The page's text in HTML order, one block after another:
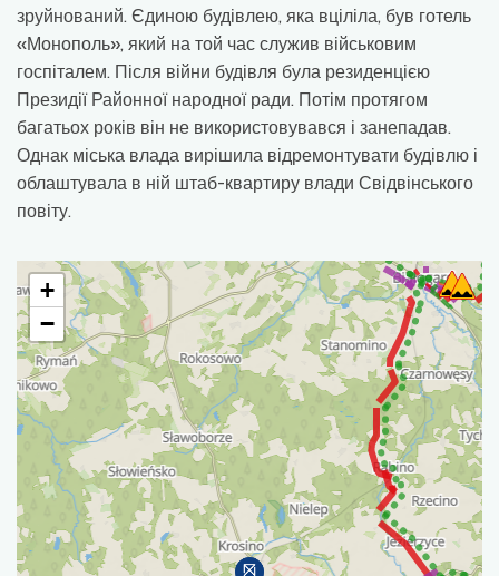
зруйнований. Єдиною будівлею, яка вціліла, був готель
«Монополь», який на той час служив військовим
госпіталем. Після війни будівля була резиденцією
Президії Районної народної ради. Потім протягом
багатьох років він не використовувався і занепадав.
Однак міська влада вирішила відремонтувати будівлю і
облаштувала в ній штаб-квартиру влади Свідвінського
повіту.
+
−